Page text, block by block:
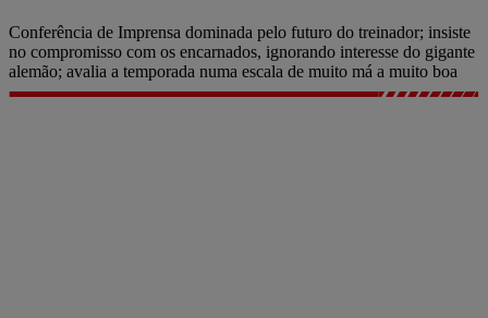
Conferência de Imprensa dominada pelo futuro do treinador; insiste
no compromisso com os encarnados, ignorando interesse do gigante
alemão; avalia a temporada numa escala de muito má a muito boa